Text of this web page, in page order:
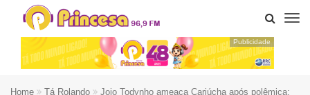
Publicidade
Home Tá Rolando
Jojo Todynho ameaça Cariúcha após polêmica: